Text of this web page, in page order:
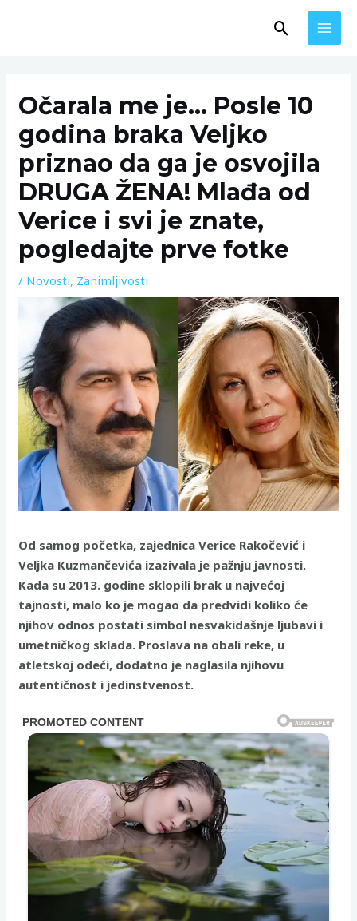
Search
Očarala me je… Posle 10
godina braka Veljko
priznao da ga je osvojila
DRUGA ŽENA! Mlađa od
Verice i svi je znate,
pogledajte prve fotke
/ Novosti, Zanimljivosti
Od samog početka, zajednica Verice Rakočević i
Veljka Kuzmančevića izazivala je pažnju javnosti.
Kada su 2013. godine sklopili brak u najvećoj
tajnosti, malo ko je mogao da predvidi koliko će
njihov odnos postati simbol nesvakidašnje ljubavi i
umetničkog sklada. Proslava na obali reke, u
atletskoj odeći, dodatno je naglasila njihovu
autentičnost i jedinstvenost.